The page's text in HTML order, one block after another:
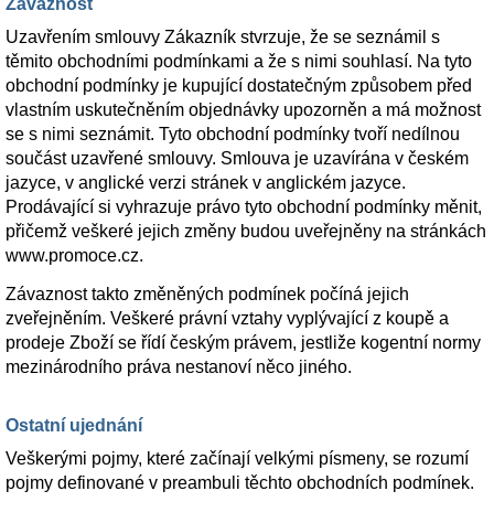
Závaznost
Uzavřením smlouvy Zákazník stvrzuje, že se seznámil s
těmito obchodními podmínkami a že s nimi souhlasí. Na tyto
obchodní podmínky je kupující dostatečným způsobem před
vlastním uskutečněním objednávky upozorněn a má možnost
se s nimi seznámit. Tyto obchodní podmínky tvoří nedílnou
součást uzavřené smlouvy. Smlouva je uzavírána v českém
jazyce, v anglické verzi stránek v anglickém jazyce.
Prodávající si vyhrazuje právo tyto obchodní podmínky měnit,
přičemž veškeré jejich změny budou uveřejněny na stránkách
www.promoce.cz.
Závaznost takto změněných podmínek počíná jejich
zveřejněním. Veškeré právní vztahy vyplývající z koupě a
prodeje Zboží se řídí českým právem, jestliže kogentní normy
mezinárodního práva nestanoví něco jiného.
Ostatní ujednání
Veškerými pojmy, které začínají velkými písmeny, se rozumí
pojmy definované v preambuli těchto obchodních podmínek.